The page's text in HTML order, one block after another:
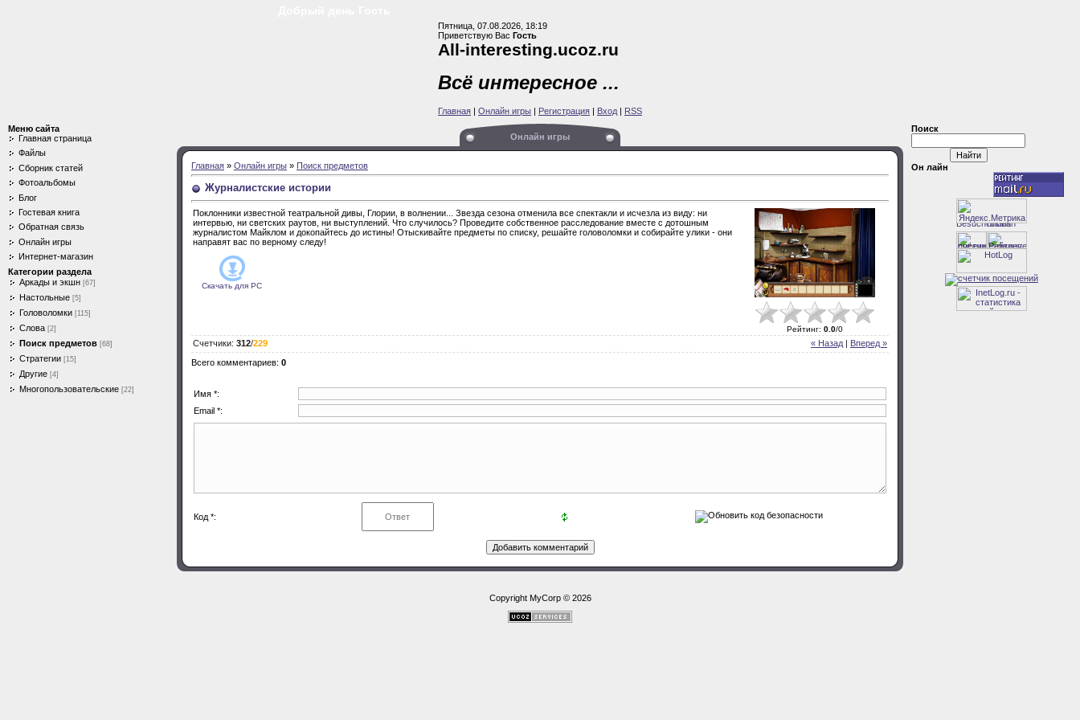
Пятница, 07.08.2026, 18:19
Приветствую Вас Гость
All-interesting.ucoz.ru
Всё интересное ...
Главная | Онлайн игры | Регистрация | Вход | RSS
Меню сайта
Главная страница
Файлы
Сборник статей
Фотоальбомы
Блог
Гостевая книга
Обратная связь
Онлайн игры
Интернет-магазин
Категории раздела
Аркады и экшн [67]
Настольные [5]
Головоломки [115]
Слова [2]
Поиск предметов [68]
Стратегии [15]
Другие [4]
Многопользовательские [22]
Онлайн игры
Главная » Онлайн игры » Поиск предметов
Журналистские истории
Поклонники известной театральной дивы, Глории, в волнении... Звезда сезона отменила все спектакли и исчезла из виду: ни
интервью, ни светских раутов, ни выступлений. Что случилось? Проведите собственное расследование вместе с дотошным
журналистом Майклом и докопайтесь до истины! Отыскивайте предметы по списку, решайте головоломки и собирайте улики - они
направят вас по верному следу!
Скачать для PC
Рейтинг: 0.0/0
« Назад Вперед »
Счетчики: 312/229
Всего комментариев: 0
Имя *:
Email *:
Код *:
Поиск
Он лайн
Copyright MyCorp © 2026